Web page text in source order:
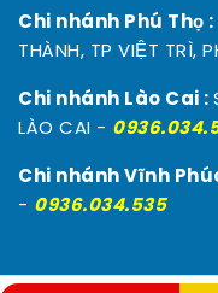
Chi nhánh Phú Thọ :
THÀNH, TP VIỆT TRÌ,
Chi nhánh Lào Cai :
LÀO CAI -
Chi nhánh Vĩnh
- 0936.034.535